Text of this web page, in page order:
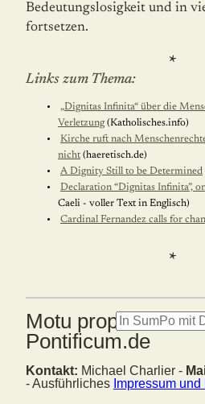
Bedeutungslosigkeit und in
fortsetzen.
*
Links zum Thema:
„Dignitas Infinita“ über die
Verletzung (Katholisches.info)
Kirche ruft nach
nicht (haeretisch.de)
A Dignity Still to be Determined
Declaration “Dignitas Infinita”,
Caeli - voller Text in Englisch)
Cardinal Fernandez calls for
*
Motu proprio:
Pontificum.de
Kontakt: Michael Charlier -
- Ausführliches Impressum